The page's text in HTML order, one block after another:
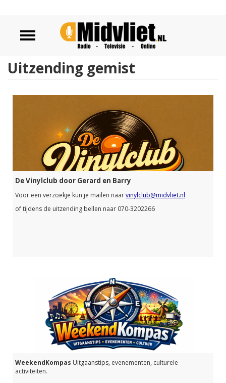
Uitzending gemist
De Vinylclub door Gerard en Barry
Voor een verzoekje kun je mailen naarvinylclub@midvliet.nl
of tijdens de uitzending bellen naar 070-3202266
WeekendKompas Uitgaanstips, evenementen, culturele
activiteiten.